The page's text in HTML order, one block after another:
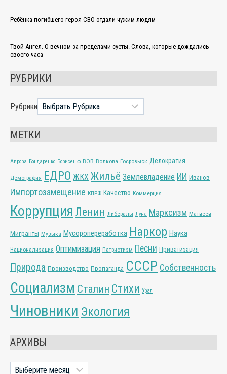
Ребёнка погибшего героя СВО отдали чужим людям
Твой Ангел. О вечном за пределами суеты. Слова, которые дождались
своего часа
РУБРИКИ
Рубрики
МЕТКИ
Аврора Бондаренко Борисенко ВОВ Волкова Госрозыск Делократия
Демография ЕДРО ЖКХ Жильё Землевладение ИИ Иванов
Импортозамещение КПРФ Качество Коммерция
Коррупция Ленин Либералы Луна Марксизм Матвеев
Мигранты Музыка Мусоропереработка Наркор Наука
Национализация Оптимизация Патриотизм Песни Приватизация
Природа Производство Пропаганда СССР Собственность
Социализм Сталин Стихи Урал
Чиновники Экология
АРХИВЫ
Архивы